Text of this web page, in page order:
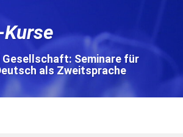
Gesellschaft: Seminare für
als Zweitsprache